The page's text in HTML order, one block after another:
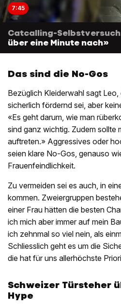
7:45
Catcalling-
über eine Minute nach»
Das sind die No-Gos
Bezüglich Kleiderwahl sagt
sicherlich fördernd sei, aber
«Es geht darum, wie man
sind ganz wichtig. Zudem sollte
auftreten.» Aggressives oder
seien klare No-Gos, genauso
Frauenfeindlichkeit.
Zu vermeiden sei es auch, in
kommen. Zweiergruppen
einer Frau hätten die besten
ich mich aber immer auf mein
ich zehnmal so viel nein, als
Schliesslich geht es um die
die hat für uns allerhöchste
Schweizer Türsteher
Hype